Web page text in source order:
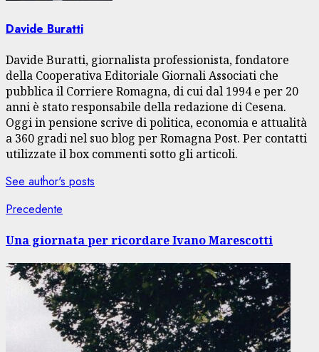
Davide Buratti
Davide Buratti, giornalista professionista, fondatore
della Cooperativa Editoriale Giornali Associati che
pubblica il Corriere Romagna, di cui dal 1994 e per 20
anni è stato responsabile della redazione di Cesena.
Oggi in pensione scrive di politica, economia e attualità
a 360 gradi nel suo blog per Romagna Post. Per contatti
utilizzate il box commenti sotto gli articoli.
See author's posts
Navigazione
articolo
Precedente
Una giornata per ricordare Ivano Marescotti